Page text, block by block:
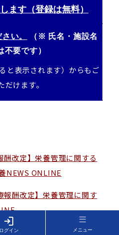
ログイン メニュー
ます（登録は無料）
い。
（※ 氏名・施設名
不要です）
と表示されます）からもご
だけます。
酬改定】栄養管理に関する
NEWS ONLINE
報酬改定】栄養管理に関す
8年度診療報酬改定】栄養管